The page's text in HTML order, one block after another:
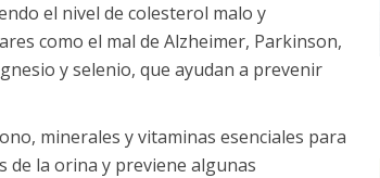
el nivel de colesterol malo y
como el mal de Alzheimer, Parkinson,
y selenio, que ayudan a prevenir
minerales y vitaminas esenciales para
de la orina y previene algunas